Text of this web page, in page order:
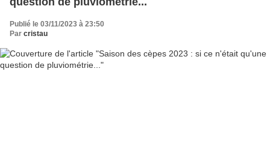
Publié le 03/11/2023 à 23:50
Par cristau